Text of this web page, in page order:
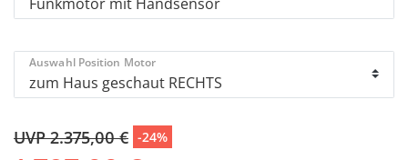
Auswahl Position Motor
UVP 2.375,00 € -24%